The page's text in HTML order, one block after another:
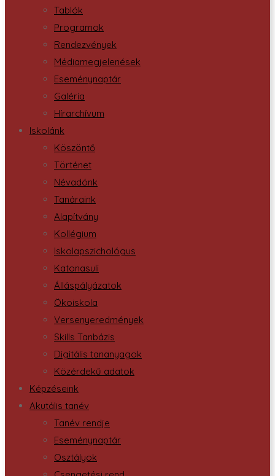
Tablók
Programok
Rendezvények
Médiamegjelenések
Eseménynaptár
Galéria
Hírarchívum
Iskolánk
Köszöntő
Történet
Névadónk
Tanáraink
Alapítvány
Kollégium
Iskolapszichológus
Katonasuli
Álláspályázatok
Ökoiskola
Versenyeredmények
Skills Tanbázis
Digitális tananyagok
Közérdekű adatok
Képzéseink
Akutális tanév
Tanév rendje
Eseménynaptár
Osztályok